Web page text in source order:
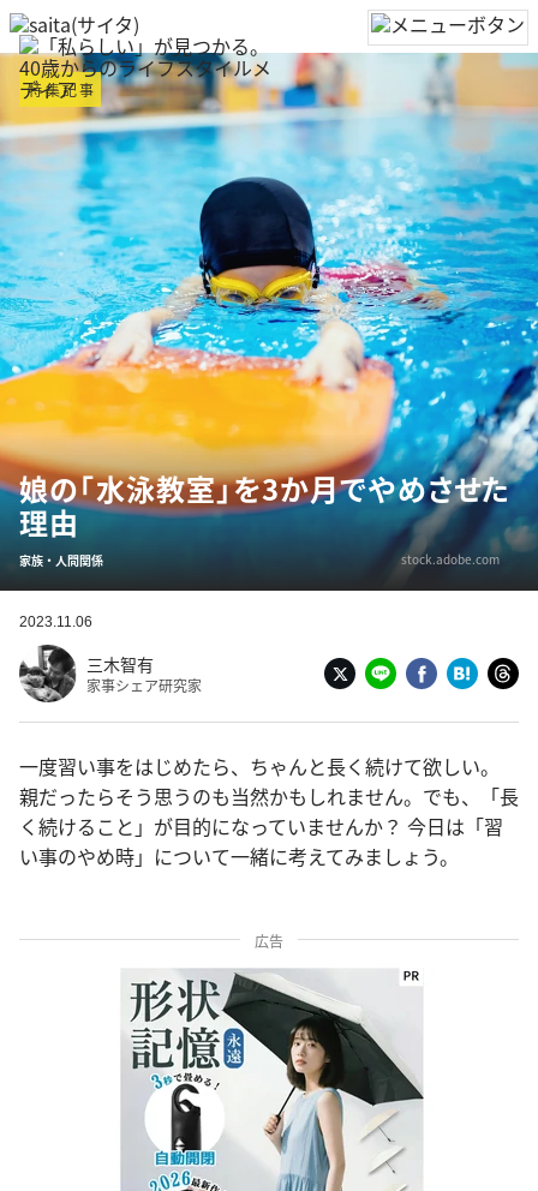
特集記事
娘の「水泳教室」を3か月でやめさせた
理由
家族・人間関係 stock.adobe.com
2023.11.06
三木智有
家事シェア研究家
一度習い事をはじめたら、ちゃんと長く続けて欲しい。
親だったらそう思うのも当然かもしれません。でも、「長
く続けること」が目的になっていませんか？ 今日は「習
い事のやめ時」について一緒に考えてみましょう。
広告